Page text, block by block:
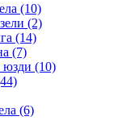
(10)
(2)
(14)
(7)
юзди (10)
(6)